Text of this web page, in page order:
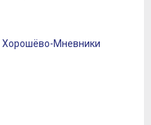
Хорошёво-Мневники